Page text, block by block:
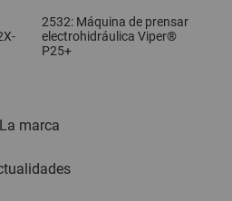
2532: Máquina de prensar
electrohidráulica Viper®
P25+
La marca